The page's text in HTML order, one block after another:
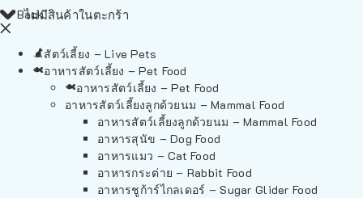
ไม่มีสินค้าในตะกร้า
Back
สัตว์เลี้ยง – Live Pets
อาหารสัตว์เลี้ยง – Pet Food
อาหารสัตว์เลี้ยง – Pet Food
อาหารสัตว์เลี้ยงลูกด้วยนม – Mammal Food
อาหารสัตว์เลี้ยงลูกด้วยนม – Mammal Food
อาหารสุนัข – Dog Food
อาหารแมว – Cat Food
อาหารกระต่าย – Rabbit Food
อาหารชูก้าร์ไกลเดอร์ – Sugar Glider Food